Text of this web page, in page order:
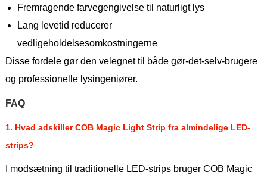
Fremragende farvegengivelse til naturligt lys
Lang levetid reducerer
vedligeholdelsesomkostningerne
Disse fordele gør den velegnet til både gør-det-selv-brugere
og professionelle lysingeniører.
FAQ
1. Hvad adskiller COB Magic Light Strip fra almindelige LED-
strips?
I modsætning til traditionelle LED-strips bruger COB Magic